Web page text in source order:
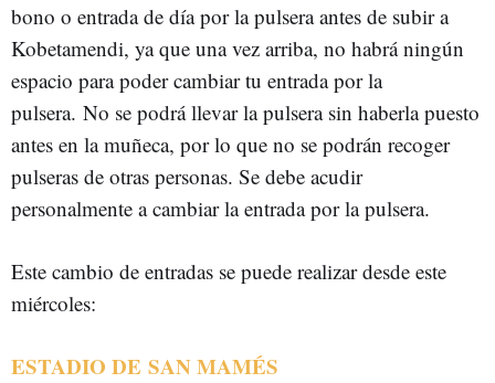
bono o entrada de día por la pulsera antes de subir a
Kobetamendi, ya que una vez arriba, no habrá ningún
espacio para poder cambiar tu entrada por la
pulsera. No se podrá llevar la pulsera sin haberla puesto
antes en la muñeca, por lo que no se podrán recoger
pulseras de otras personas. Se debe acudir
personalmente a cambiar la entrada por la pulsera.
Este cambio de entradas se puede realizar desde este
miércoles:
ESTADIO DE SAN MAMÉS